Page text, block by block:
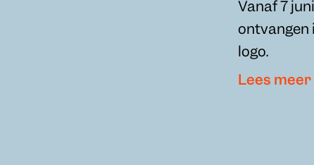
Vanaf 7
ontvangen
logo.
Lees meer